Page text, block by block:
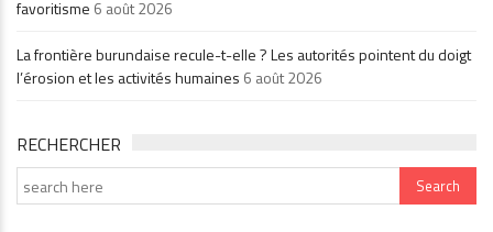
favoritisme 6 août 2026
La frontière burundaise recule-t-elle ? Les autorités pointent du doigt
l’érosion et les activités humaines 6 août 2026
RECHERCHER